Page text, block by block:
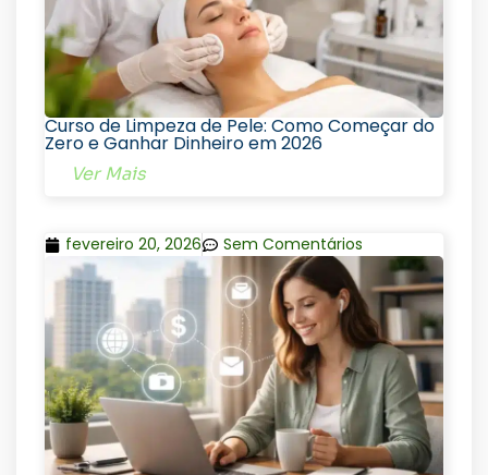
Curso de Limpeza de Pele: Como Começar do
Zero e Ganhar Dinheiro em 2026
Ver Mais
fevereiro 20, 2026 Sem Comentários